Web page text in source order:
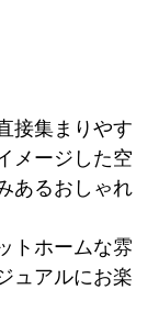
接集まりやす
メージした空
あるおしゃれ
トホームな雰
ュアルにお楽